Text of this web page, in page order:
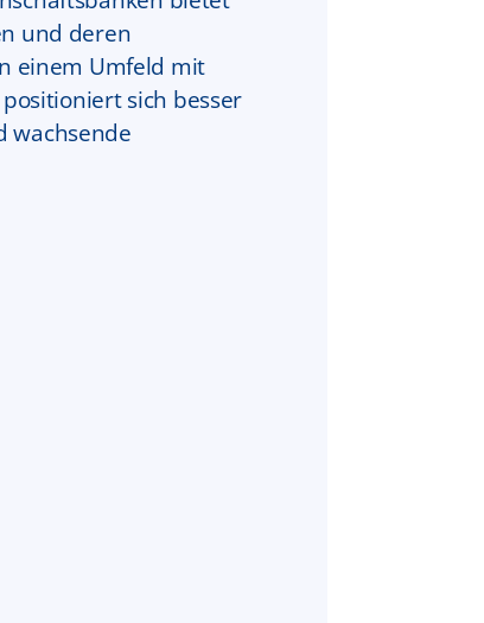
und deren
einem Umfeld mit
sich besser
wachsende